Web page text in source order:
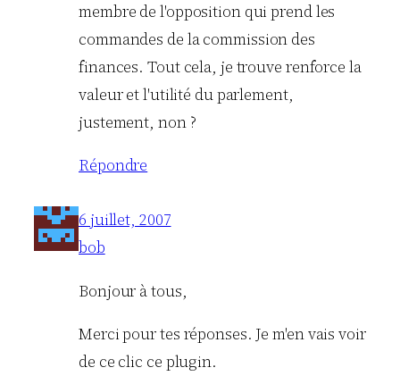
membre de l'opposition qui prend les
commandes de la commission des
finances. Tout cela, je trouve renforce la
valeur et l'utilité du parlement,
justement, non ?
Répondre
6 juillet, 2007
bob
Bonjour à tous,
Merci pour tes réponses. Je m'en vais voir
de ce clic ce plugin.